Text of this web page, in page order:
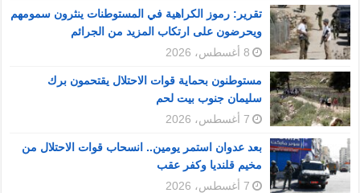
تقرير: رموز الكراهية في المستوطنات ينثرون سمومهم
ويحرضون على ارتكاب المزيد من الجرائم
8 أغسطس، 2026
مستوطنون بحماية قوات الاحتلال يقتحمون برك
سليمان جنوب بيت لحم
7 أغسطس، 2026
بعد عدوان استمر يومين.. انسحاب قوات الاحتلال من
مخيم قلنديا وكفر عقب
7 أغسطس، 2026